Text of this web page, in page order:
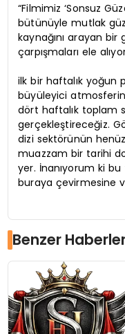
“Filmimiz ‘Sonsuz
bütünüyle mutlak
kaynağını arayan bir
çarpışmaları ele
ilk bir haftalık yoğun
büyüleyici
dört haftalık toplam
gerçekleştireceğiz.
dizi sektörünün
muazzam bir tarihi
yer. İnanıyorum ki
buraya çevirmesine
Benzer